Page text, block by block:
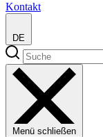
Kontakt
DE
Menü schließen